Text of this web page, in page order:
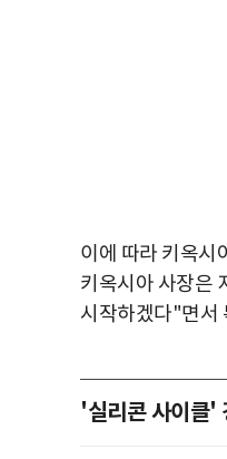
이에 따라 키옥시
키옥시아 사장은
시작하겠다"면서
'실리콘 사이클'